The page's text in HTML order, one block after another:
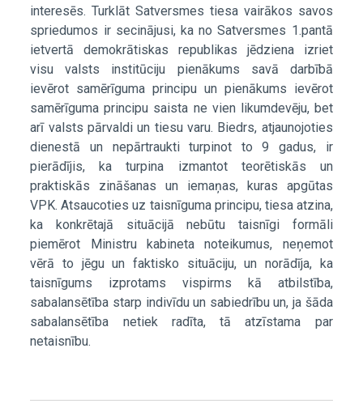
interesēs. Turklāt Satversmes tiesa vairākos savos
spriedumos ir secinājusi, ka no Satversmes 1.pantā
ietvertā demokrātiskas republikas jēdziena izriet
visu valsts institūciju pienākums savā darbībā
ievērot samērīguma principu un pienākums ievērot
samērīguma principu saista ne vien likumdevēju, bet
arī valsts pārvaldi un tiesu varu. Biedrs, atjaunojoties
dienestā un nepārtraukti turpinot to 9 gadus, ir
pierādījis, ka turpina izmantot teorētiskās un
praktiskās zināšanas un iemaņas, kuras apgūtas
VPK. Atsaucoties uz taisnīguma principu, tiesa atzina,
ka konkrētajā situācijā nebūtu taisnīgi formāli
piemērot Ministru kabineta noteikumus, neņemot
vērā to jēgu un faktisko situāciju, un norādīja, ka
taisnīgums izprotams vispirms kā atbilstība,
sabalansētība starp indivīdu un sabiedrību un, ja šāda
sabalansētība netiek radīta, tā atzīstama par
netaisnību.